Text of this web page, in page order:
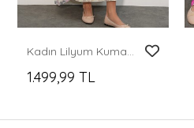
Kadın Lilyum Kumaş Uzun Tesettür Elbise 2593 - Pudra
1.499,99 TL